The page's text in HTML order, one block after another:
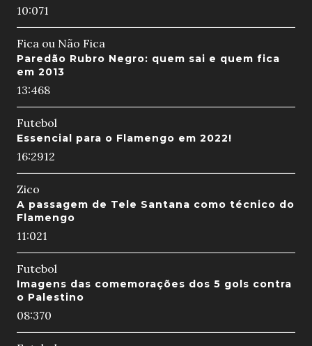
10:071
Fica ou Não Fica
Paredão Rubro Negro: quem sai e quem fica
em 2013
13:468
Futebol
Essencial para o Flamengo em 2022!
16:2912
Zico
A passagem de Tele Santana como técnico do
Flamengo
11:021
Futebol
Imagens das comemorações dos 5 gols contra
o Palestino
08:370